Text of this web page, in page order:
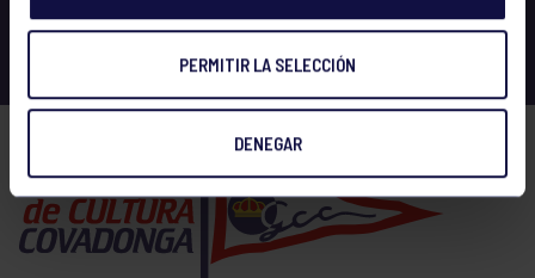
PERMITIR LA SELECCIÓN
DENEGAR